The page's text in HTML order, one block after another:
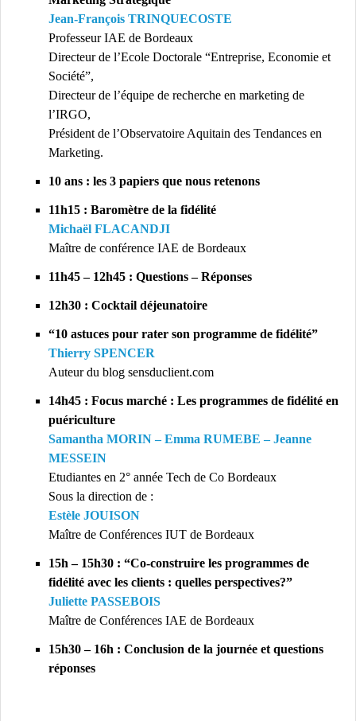
Jean-François TRINQUECOSTE
Professeur IAE de Bordeaux
Directeur de l’Ecole Doctorale “Entreprise, Economie et
Société”,
Directeur de l’équipe de recherche en marketing de
l’IRGO,
Président de l’Observatoire Aquitain des Tendances en
Marketing.
10 ans : les 3 papiers que nous retenons
11h15 : Baromètre de la fidélité
Michaël FLACANDJI
Maître de conférence IAE de Bordeaux
11h45 – 12h45 : Questions – Réponses
12h30 : Cocktail déjeunatoire
“10 astuces pour rater son programme de fidélité”
Thierry SPENCER
Auteur du blog sensduclient.com
14h45 : Focus marché : Les programmes de fidélité en
puériculture
Samantha MORIN – Emma RUMEBE – Jeanne
MESSEIN
Etudiantes en 2° année Tech de Co Bordeaux
Sous la direction de :
Estèle JOUISON
Maître de Conférences IUT de Bordeaux
15h – 15h30 : “Co-construire les programmes de
fidélité avec les clients : quelles perspectives?”
Juliette PASSEBOIS
Maître de Conférences IAE de Bordeaux
15h30 – 16h : Conclusion de la journée et questions
réponses